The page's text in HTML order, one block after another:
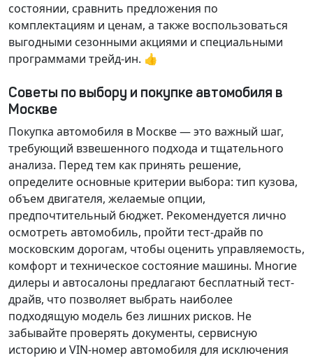
состоянии, сравнить предложения по
комплектациям и ценам, а также воспользоваться
выгодными сезонными акциями и специальными
программами трейд-ин. 👍
Советы по выбору и покупке автомобиля в
Москве
Покупка автомобиля в Москве — это важный шаг,
требующий взвешенного подхода и тщательного
анализа. Перед тем как принять решение,
определите основные критерии выбора: тип кузова,
объем двигателя, желаемые опции,
предпочтительный бюджет. Рекомендуется лично
осмотреть автомобиль, пройти тест-драйв по
московским дорогам, чтобы оценить управляемость,
комфорт и техническое состояние машины. Многие
дилеры и автосалоны предлагают бесплатный тест-
драйв, что позволяет выбрать наиболее
подходящую модель без лишних рисков. Не
забывайте проверять документы, сервисную
историю и VIN-номер автомобиля для исключения